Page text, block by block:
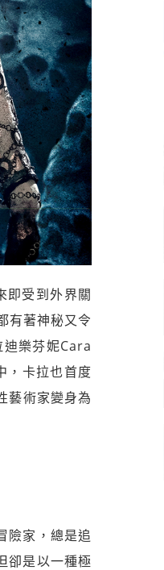
即受到外界關
有著神秘又令
樂芬妮Cara
，卡拉也首度
藝術家變身為
險家，總是追
卻是以一種極